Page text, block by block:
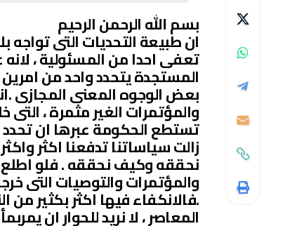
بسم الله الرحمن الرحيم
ان طبيعة التحديات التى تواجه
تعفى احدا من المسئولية ،
المستجدة يتحدد واحد من
بعض الوجوه المعنى المجازى
والمؤتمرات الغير مثمرة ، التى
تستطع الحكومة عبرها ان
زالت سياساتنا تدفعنا اكثر
نحققه وكيف نحققه . فلو اطلع
والمؤتمرات والتوصيات التى
.فالانكفاء فيها اكثر بكثير
المعاصر ، لا نريد للحوار ان